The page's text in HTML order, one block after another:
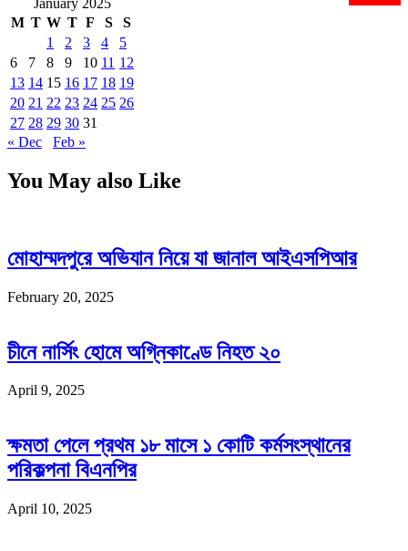
January 2025
M T W T F S
S
1
2 3 4
5
6
7 8 9 10 11 12
13 14 15 16 17 18 19
20 21 22 23 24 25 26
27 28 29 30 31
« Dec
Feb »
You May also Like
মোহাম্মদপুরে অভিযান নিয়ে যা জানাল আইএসপিআর
February 20, 2025
চীনে নার্সিং হোমে অগ্নিকাণ্ডে নিহত ২০
April 9, 2025
ক্ষমতা পেলে প্রথম ১৮ মাসে ১ কোটি কর্মসংস্থানের
পরিকল্পনা বিএনপির
April 10, 2025